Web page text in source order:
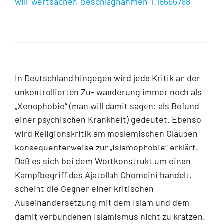
In Deutschland hingegen wird jede Kritik an der
unkontrollierten Zu- wanderung immer noch als
„Xenophobie“ (man will damit sagen: als Befund
einer psychischen Krankheit) gedeutet. Ebenso
wird Religionskritik am moslemischen Glauben
konsequenterweise zur „Islamophobie“ erklärt.
Daß es sich bei dem Wortkonstrukt um einen
Kampfbegriff des Ajatollah Chomeini handelt,
scheint die Gegner einer kritischen
Auseinandersetzung mit dem Islam und dem
damit verbundenen Islamismus nicht zu kratzen.